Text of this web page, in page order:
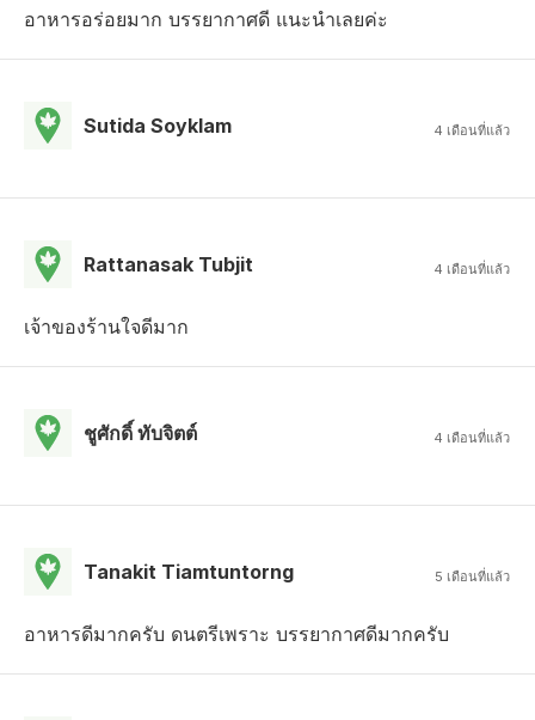
อาหารอร่อยมาก บรรยากาศดี แนะนำเลยค่ะ
Sutida Soyklam 4 เดือนที่แล้ว
Rattanasak Tubjit 4 เดือนที่แล้ว
เจ้าของร้านใจดีมาก
ชูศักดิ์ ทับจิตต์ 4 เดือนที่แล้ว
Tanakit Tiamtuntorng 5 เดือนที่แล้ว
อาหารดีมากครับ ดนตรีเพราะ บรรยากาศดีมากครับ